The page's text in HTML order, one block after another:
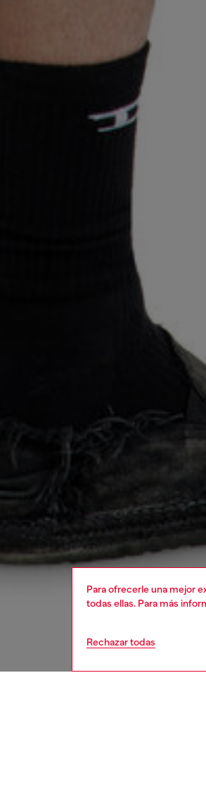
Para ofrecerle una mejor
todas ellas. Para más
Rechazar todas